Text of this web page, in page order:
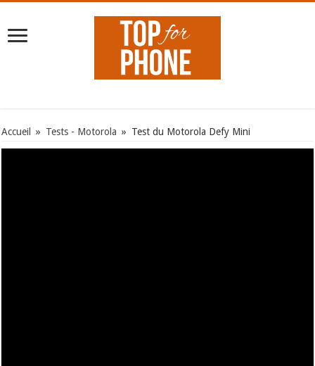
Accueil » Tests - Motorola » Test du Motorola Defy Mini